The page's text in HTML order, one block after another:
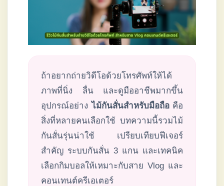
ถ้าอยากถ่ายวิดีโอด้วยโทรศัพท์ให้ได้
ภาพที่นิ่ง ลื่น และดูมืออาชีพมากขึ้น
อุปกรณ์อย่างไม้กันสั่นสำหรับมือถือคือ
สิ่งที่หลายคนเลือกใช้ บทความนี้รวมไม้
กันสั่นรุ่นน่าใช้ เปรียบเทียบฟีเจอร์
สำคัญ ระบบกันสั่น 3 แกน และเทคนิค
เลือกกิมบอลให้เหมาะกับสาย Vlog และ
คอนเทนต์ครีเอเตอร์